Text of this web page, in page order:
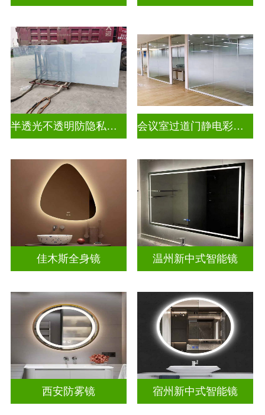
半透光不透明防隐私幻彩炫彩渐变玻璃 会议室过道门静电彩色渐变玻璃
佳木斯全身镜 温州新中式智能镜
西安防雾镜 宿州新中式智能镜